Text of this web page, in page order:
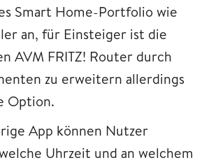
Smart Home-Portfolio wie
an, für Einsteiger ist die
AVM FRITZ! Router durch
zu erweitern allerdings
Option.
App können Nutzer
Uhrzeit und an welchem